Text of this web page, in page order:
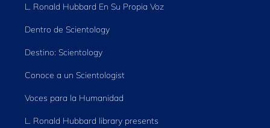
L. Ronald Hubbard En Su Propia Voz
Dentro de Scientology
Destino: Scientology
Conoce a un Scientologist
Voces para la Humanidad
L. Ronald Hubbard library presents